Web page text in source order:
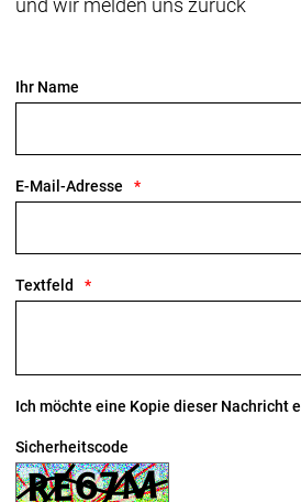
und wir melden uns zurück
Ihr Name
E-Mail-Adresse
Textfeld
Ich möchte eine Kopie dieser Nachricht
Sicherheitscode